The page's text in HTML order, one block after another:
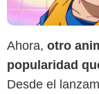
Ahora, otro
popularidad
Desde el